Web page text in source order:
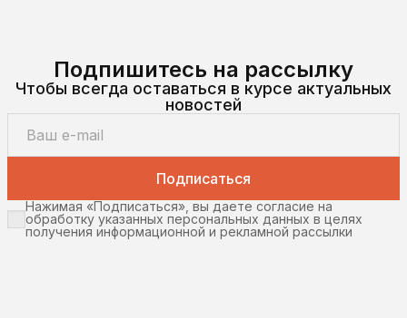
Подпишитесь на рассылку
Чтобы всегда оставаться в курсе актуальных
новостей
Подписаться
Нажимая «Подписаться», вы даете согласие на
обработку указанных персональных данных в целях
получения информационной и рекламной рассылки